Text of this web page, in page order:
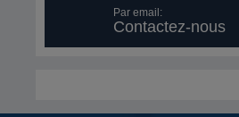
Par email:
Contactez-nous